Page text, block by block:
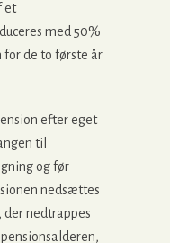
et
med 50%
for de to første år
efter eget
til
og før
nedsættes
nedtrappes